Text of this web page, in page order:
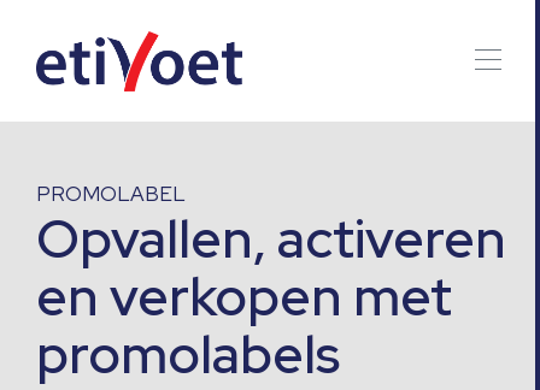
PROMOLABEL
Opvallen, activeren
en verkopen met
promolabels